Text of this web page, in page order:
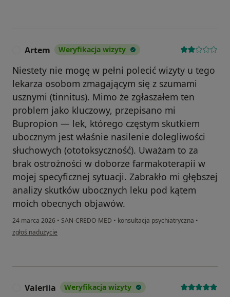
Artem Weryfikacja wizyty
Niestety nie mogę w pełni polecić wizyty u tego
lekarza osobom zmagającym się z szumami
usznymi (tinnitus). Mimo że zgłaszałem ten
problem jako kluczowy, przepisano mi
Bupropion — lek, którego częstym skutkiem
ubocznym jest właśnie nasilenie dolegliwości
słuchowych (ototoksyczność). Uważam to za
brak ostrożności w doborze farmakoterapii w
mojej specyficznej sytuacji. Zabrakło mi głębszej
analizy skutków ubocznych leku pod kątem
moich obecnych objawów.
24 marca 2026 • SAN-CREDO-MED • konsultacja psychiatryczna •
w opinii użytkownika Artem
zgłoś nadużycie
Valeriia Weryfikacja wizyty